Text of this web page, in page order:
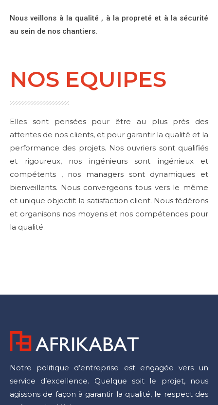
Nous veillons à la qualité , à la propreté et à la sécurité
au sein de nos chantiers.
NOS EQUIPES
Elles sont pensées pour être au plus près des
attentes de nos clients, et pour garantir la qualité et la
performance des projets. Nos ouvriers sont qualifiés
et rigoureux, nos ingénieurs sont ingénieux et
compétents , nos managers sont dynamiques et
bienveillants. Nous convergeons tous vers le même
et unique objectif: la satisfaction client. Nous fédérons
et organisons nos moyens et nos compétences pour
la qualité.
Notre politique d’entreprise est engagée vers un
service d’excellence. Quelque soit le projet, nous
agissons de façon à garantir la qualité, le respect des